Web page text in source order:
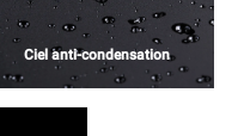
Ciel anti-condensation